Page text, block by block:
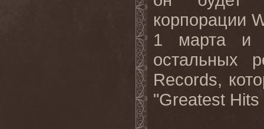
корпорации
1 марта и
остальных
Records,
"Greatest